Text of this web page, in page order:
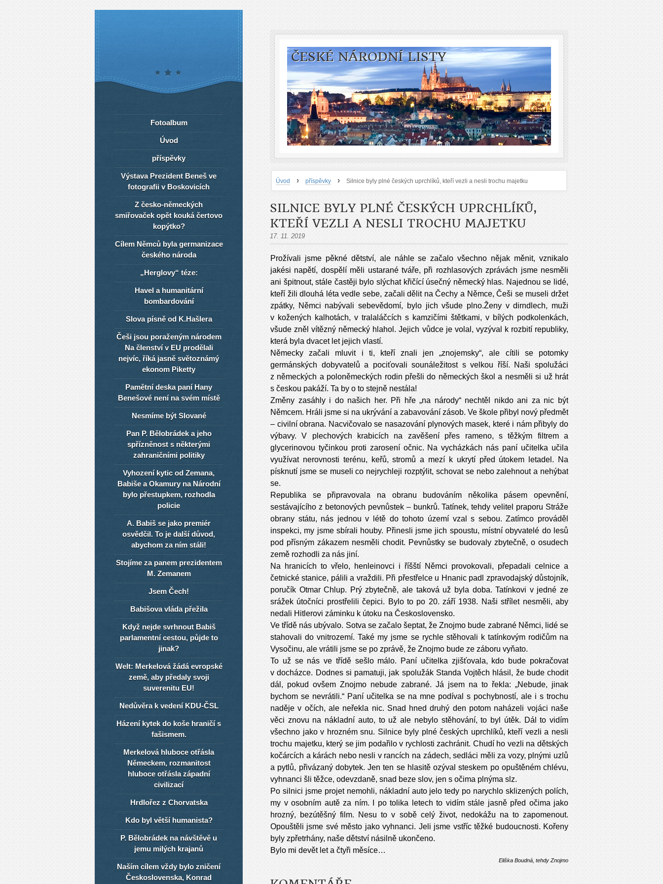
ČESKÉ NÁRODNÍ LISTY
Úvod › příspěvky › Silnice byly plné českých uprchlíků, kteří vezli a nesli trochu majetku
SILNICE BYLY PLNÉ ČESKÝCH UPRCHLÍKŮ,
KTEŘÍ VEZLI A NESLI TROCHU MAJETKU
17. 11. 2019
Prožívali jsme pěkné dětství, ale náhle se začalo všechno nějak měnit, vznikalo
jakési napětí, dospělí měli ustarané tváře, při rozhlasových zprávách jsme nesměli
ani špitnout, stále častěji bylo slýchat křičící úsečný německý hlas. Najednou se lidé,
kteří žili dlouhá léta vedle sebe, začali dělit na Čechy a Němce, Češi se museli držet
zpátky, Němci nabývali sebevědomí, bylo jich všude plno.Ženy v dirndlech, muži
v kožených kalhotách, v tralaláčcích s kamzičími štětkami, v bílých podkolenkách,
všude zněl vítězný německý hlahol. Jejich vůdce je volal, vyzýval k rozbití republiky,
která byla dvacet let jejich vlastí.
Německy začali mluvit i ti, kteří znali jen „znojemsky“, ale cítili se potomky
germánských dobyvatelů a pociťovali sounáležitost s velkou říší. Naši spolužáci
z německých a poloněmeckých rodin přešli do německých škol a nesměli si už hrát
s českou pakáží. Ta by o to stejně nestála!
Změny zasáhly i do našich her. Při hře „na národy“ nechtěl nikdo ani za nic být
Němcem. Hráli jsme si na ukrývání a zabavování zásob. Ve škole přibyl nový předmět
– civilní obrana. Nacvičovalo se nasazování plynových masek, které i nám přibyly do
výbavy. V plechových krabicích na zavěšení přes rameno, s těžkým filtrem a
glycerinovou tyčinkou proti zarosení očnic. Na vycházkách nás paní učitelka učila
využívat nerovnosti terénu, keřů, stromů a mezí k ukrytí před útokem letadel. Na
písknutí jsme se museli co nejrychleji rozptýlit, schovat se nebo zalehnout a nehýbat
se.
Republika se připravovala na obranu budováním několika pásem opevnění,
sestávajícího z betonových pevnůstek – bunkrů. Tatínek, tehdy velitel praporu Stráže
obrany státu, nás jednou v létě do tohoto území vzal s sebou. Zatímco prováděl
inspekci, my jsme sbírali houby. Přinesli jsme jich spoustu, místní obyvatelé do lesů
pod přísným zákazem nesměli chodit. Pevnůstky se budovaly zbytečně, o osudech
země rozhodli za nás jiní.
Na hranicích to vřelo, henleinovci i říšští Němci provokovali, přepadali celnice a
četnické stanice, pálili a vraždili. Při přestřelce u Hnanic padl zpravodajský důstojník,
poručík Otmar Chlup. Prý zbytečně, ale taková už byla doba. Tatínkovi v jedné ze
srážek útočníci prostřelili čepici. Bylo to po 20. září 1938. Naši střílet nesměli, aby
nedali Hitlerovi záminku k útoku na Československo.
Ve třídě nás ubývalo. Sotva se začalo šeptat, že Znojmo bude zabrané Němci, lidé se
stahovali do vnitrozemí. Také my jsme se rychle stěhovali k tatínkovým rodičům na
Vysočinu, ale vrátili jsme se po zprávě, že Znojmo bude ze záboru vyňato.
To už se nás ve třídě sešlo málo. Paní učitelka zjišťovala, kdo bude pokračovat
v docházce. Dodnes si pamatuji, jak spolužák Standa Vojtěch hlásil, že bude chodit
dál, pokud ovšem Znojmo nebude zabrané. Já jsem na to řekla: „Nebude, jinak
bychom se nevrátili.“ Paní učitelka se na mne podíval s pochybností, ale i s trochu
naděje v očích, ale neřekla nic. Snad hned druhý den potom naházeli vojáci naše
věci znovu na nákladní auto, to už ale nebylo stěhování, to byl útěk. Dál to vidím
všechno jako v hrozném snu. Silnice byly plné českých uprchlíků, kteří vezli a nesli
trochu majetku, který se jim podařilo v rychlosti zachránit. Chudí ho vezli na dětských
kočárcích a kárách nebo nesli v rancích na zádech, sedláci měli za vozy, plnými uzlů
a pytlů, přivázaný dobytek. Jen ten se hlasitě ozýval steskem po opuštěném chlévu,
vyhnanci šli těžce, odevzdaně, snad beze slov, jen s očima plnýma slz.
Po silnici jsme projet nemohli, nákladní auto jelo tedy po narychlo sklizených polích,
my v osobním autě za ním. I po tolika letech to vidím stále jasně před očima jako
hrozný, bezútěšný film. Nesu to v sobě celý život, nedokážu na to zapomenout.
Opouštěli jsme své město jako vyhnanci. Jeli jsme vstříc těžké budoucnosti. Kořeny
byly zpřetrhány, naše dětství násilně ukončeno.
Bylo mi devět let a čtyři měsíce…
Eliška Boudná, tehdy Znojmo
Fotoalbum
Úvod
příspěvky
Výstava Prezident Beneš ve
fotografii v Boskovicích
Z česko-německých
smiřovaček opět kouká čertovo
kopýtko?
Cílem Němců byla germanizace
českého národa
„Herglovy“ téze:
Havel a humanitární
bombardování
Slova písně od K.Hašlera
Češi jsou poraženým národem
Na členství v EU prodělali
nejvíc, říká jasně světoznámý
ekonom Piketty
Pamětní deska paní Hany
Benešové není na svém místě
Nesmíme být Slované
Pan P. Bělobrádek a jeho
spřízněnost s některými
zahraničními politiky
Vyhození kytic od Zemana,
Babiše a Okamury na Národní
bylo přestupkem, rozhodla
policie
A. Babiš se jako premiér
osvědčil. To je další důvod,
abychom za ním stáli!
Stojíme za panem prezidentem
M. Zemanem
Jsem Čech!
Babišova vláda přežila
Když nejde svrhnout Babiš
parlamentní cestou, půjde to
jinak?
Welt: Merkelová žádá evropské
země, aby předaly svoji
suverenitu EU!
Nedůvěra k vedení KDU-ČSL
Házení kytek do koše hraničí s
fašismem.
Merkelová hluboce otřásla
Německem, rozmanitost
hluboce otřásla západní
civilizací
Hrdlořez z Chorvatska
Kdo byl větší humanista?
P. Bělobrádek na návštěvě u
jemu milých krajanů
Naším cílem vždy bylo zničení
Československa, Konrad